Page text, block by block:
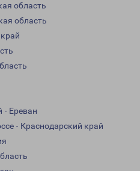
область
область
- Ереван
- Краснодарский край